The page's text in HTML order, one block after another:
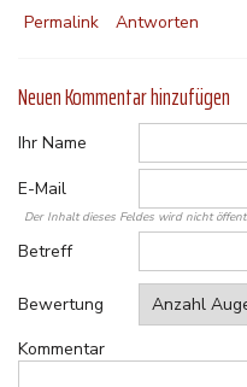
Permalink
Antworten
Neuen Kommentar hinzufügen
Ihr Name
E-Mail
Der Inhalt dieses Feldes wird nicht
Betreff
Bewertung
Kommentar